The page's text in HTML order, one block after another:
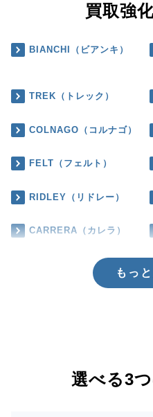
買取強
BIANCHI（ビアンキ）
TREK（トレック）
COLNAGO（コルナゴ）
FELT（フェルト）
RIDLEY（リドレー）
CARRERA（カレラ）
もっ
選べる3